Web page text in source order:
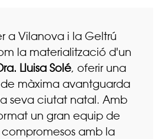
a Vilanova i la Geltrú
la materialització d'un
Lluisa Solé, oferir una
màxima avantguarda
seva ciutat natal. Amb
un gran equip de
compromesos amb la